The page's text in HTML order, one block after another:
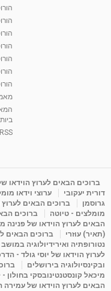
RSS
ברוכים הבאים לערוץ הוידאו
דורית יעקובי
ערוצי וידאו
גרוסמן
ברוכים הבאים לערוץ
מומלצים - טיוטה
ברוכים
הבאים לערוץ הוידאו של פנינה
(תאיר) עוזרי
ברוכים הבאים
נטורופתיה ואירידיולוגיה
לערוץ הוידאו של יוסי גולד -
ובקינסיולוגיה בירושלים
מיכאל קונסטנטינובסקי בחולון
הבאים לערוץ הוידאו של